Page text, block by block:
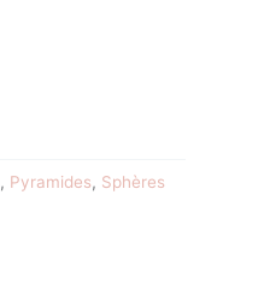
, Pyramides, Sphères